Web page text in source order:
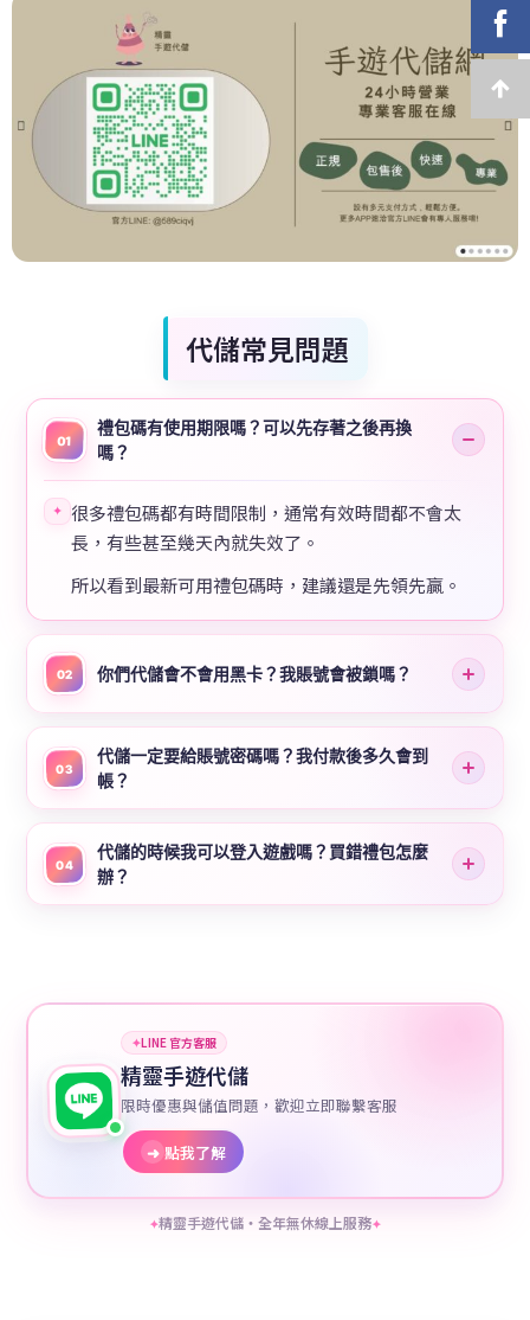
代儲常見問題
01
禮包碼有使用期限嗎？可以先存著之後再換
嗎？
✦ 很多禮包碼都有時間限制，通常有效時間都不會太
長，有些甚至幾天內就失效了。
所以看到最新可用禮包碼時，建議還是先領先贏。
02 你們代儲會不會用黑卡？我賬號會被鎖嗎？
03
代儲一定要給賬號密碼嗎？我付款後多久會到
帳？
04
代儲的時候我可以登入遊戲嗎？買錯禮包怎麼
辦？
✦LINE 官方客服
精靈手遊代儲
限時優惠與儲值問題，歡迎立即聯繫客服
➜ 點我了解
✦精靈手遊代儲・全年無休線上服務✦